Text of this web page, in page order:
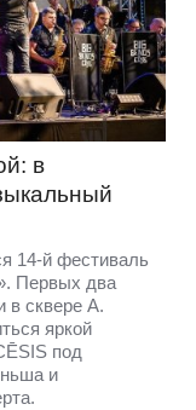
в
14-й фестиваль
Первых два
в сквере А.
яркой
под
и